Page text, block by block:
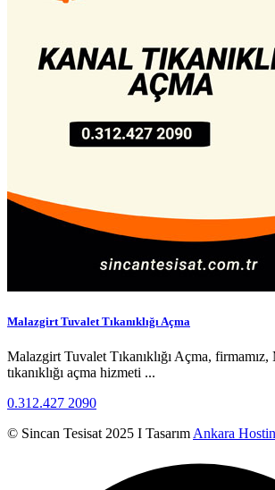
Malazgirt Tuvalet Tıkanıklığı Açma
Malazgirt Tuvalet Tıkanıklığı Açma,
tıkanıklığı açma hizmeti ...
0.312.427 2090
© Sincan Tesisat 2025 I Tasarım Ankara